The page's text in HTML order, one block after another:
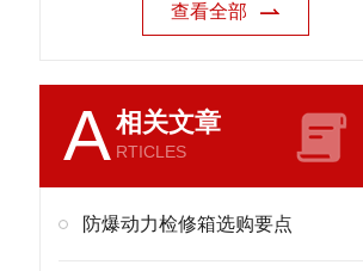
查看全部
A相关文章
RTICLES
防爆动力检修箱选购要点